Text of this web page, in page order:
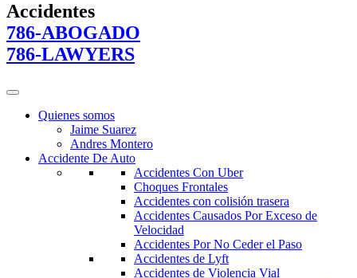
Accidentes
786-ABOGADO
786-LAWYERS
Quienes somos
Jaime Suarez
Andres Montero
Accidente De Auto
Accidentes Con Uber
Choques Frontales
Accidentes con colisión trasera
Accidentes Causados Por Exceso de
Velocidad
Accidentes Por No Ceder el Paso
Accidentes de Lyft
Accidentes de Violencia Vial